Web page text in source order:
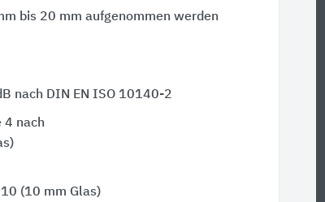
bis 20 mm aufgenommen werden
nach DIN EN ISO 10140-2
4 nach
(10 mm Glas)